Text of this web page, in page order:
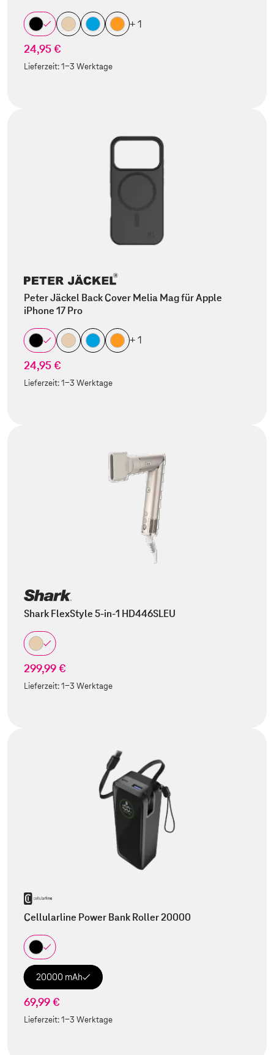
+ 1
24,95 €
Lieferzeit:1-3 Werktage
Peter Jäckel Back Cover Melia Mag für Apple
iPhone 17 Pro
+ 1
24,95 €
Lieferzeit:1-3 Werktage
Shark FlexStyle 5-in-1 HD446SLEU
299,99 €
Lieferzeit:1-3 Werktage
Cellularline Power Bank Roller 20000
20000 mAh
69,99 €
Lieferzeit:1-3 Werktage